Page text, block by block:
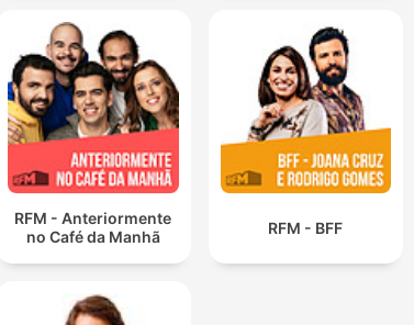
RFM - Anteriormente
no Café da Manhã
RFM - BFF